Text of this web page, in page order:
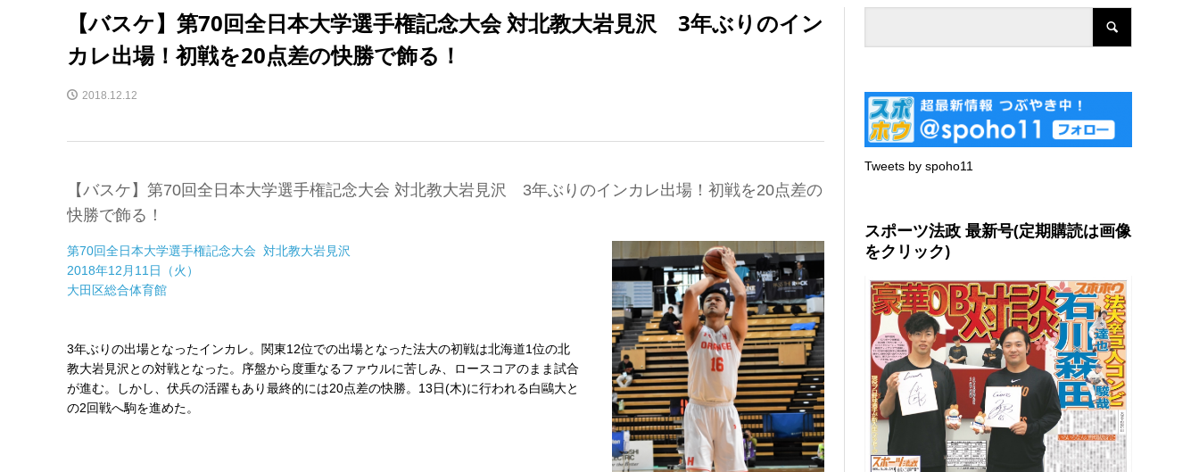
【バスケ】第70回全日本大学選手権記念大会 対北教大岩見沢 3年ぶりのイン
カレ出場！初戦を20点差の快勝で飾る！
2018.12.12
【バスケ】第70回全日本大学選手権記念大会 対北教大岩見沢 3年ぶりのインカレ出場！初戦を20点差の
快勝で飾る！
第70回全日本大学選手権記念大会 対北教大岩見沢
2018年12月11日（火）
大田区総合体育館
3年ぶりの出場となったインカレ。関東12位での出場となった法大の初戦は北海道1位の北
教大岩見沢との対戦となった。序盤から度重なるファウルに苦しみ、ロースコアのまま試合
が進む。しかし、伏兵の活躍もあり最終的には20点差の快勝。13日(木)に行われる白鷗大と
の2回戦へ駒を進めた。
Tweets by spoho11
スポーツ法政 最新号(定期購読は画像
をクリック)